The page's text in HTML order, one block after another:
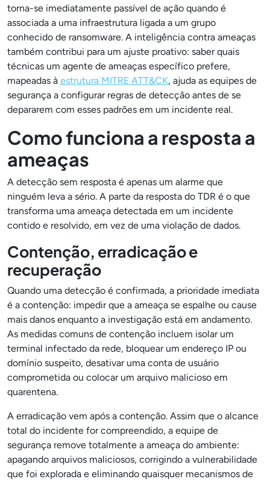
torna-se imediatamente passível de ação quando é
associada a uma infraestrutura ligada a um grupo
conhecido de ransomware. A inteligência contra ameaças
também contribui para um ajuste proativo: saber quais
técnicas um agente de ameaças específico prefere,
mapeadas à estrutura MITRE ATT&CK, ajuda as equipes de
segurança a configurar regras de detecção antes de se
depararem com esses padrões em um incidente real.
Como funciona a resposta a
ameaças
A detecção sem resposta é apenas um alarme que
ninguém leva a sério. A parte da resposta do TDR é o que
transforma uma ameaça detectada em um incidente
contido e resolvido, em vez de uma violação de dados.
Contenção, erradicação e
recuperação
Quando uma detecção é confirmada, a prioridade imediata
é a contenção: impedir que a ameaça se espalhe ou cause
mais danos enquanto a investigação está em andamento.
As medidas comuns de contenção incluem isolar um
terminal infectado da rede, bloquear um endereço IP ou
domínio suspeito, desativar uma conta de usuário
comprometida ou colocar um arquivo malicioso em
quarentena.
A erradicação vem após a contenção. Assim que o alcance
total do incidente for compreendido, a equipe de
segurança remove totalmente a ameaça do ambiente:
apagando arquivos maliciosos, corrigindo a vulnerabilidade
que foi explorada e eliminando quaisquer mecanismos de